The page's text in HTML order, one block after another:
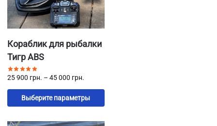
Кораблик для рыбалки
Тигр ABS
25 900 грн. – 45 000 грн.
Выберите параметры